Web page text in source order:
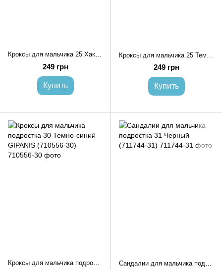
Кроксы для мальчика 25 Хаки GIPANIS (710521-25)
249 грн
Купить
249 грн
Купить
Сандалии для мальчика подростка 31 Черный (711744-31)